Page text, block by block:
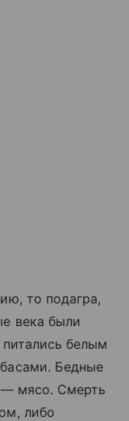
то подагра,
века были
белым
Бедные
— мясо. Смерть
либо